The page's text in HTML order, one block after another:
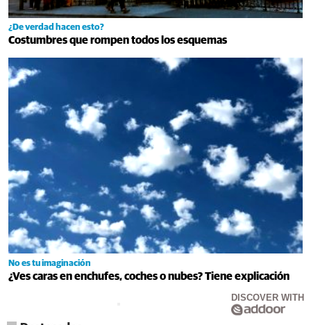
¿De verdad hacen esto?
Costumbres que rompen todos los esquemas
No es tu imaginación
¿Ves caras en enchufes, coches o nubes? Tiene explicación
DISCOVER WITH